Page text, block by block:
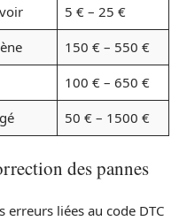
5 € – 25 €
150 € – 550 €
100 € – 650 €
50 € – 1500 €
des pannes
liées au code DTC